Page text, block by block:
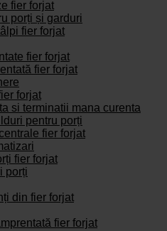
fier forjat
porți și garduri
fier forjat
fier forjat
fier forjat
forjat
si terminatii mana curenta
pentru porți
fier forjat
fier forjat
porți
din fier forjat
fier forjat